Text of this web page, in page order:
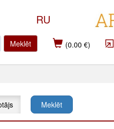
RU
Meklēt (0.00 €)
Meklēt